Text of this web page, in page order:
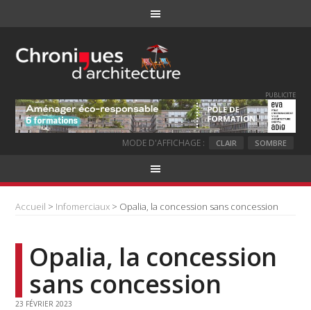
PUBLICITE
MODE D'AFFICHAGE : CLAIR SOMBRE
Accueil > Infomerciaux > Opalia, la concession sans concession
Opalia, la concession
sans concession
23 FÉVRIER 2023